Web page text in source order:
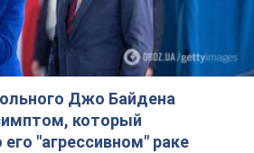
Джо Байдена
который
его "агрессивном" раке